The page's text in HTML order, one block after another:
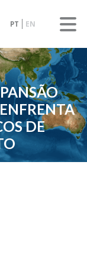
PT EN
DE